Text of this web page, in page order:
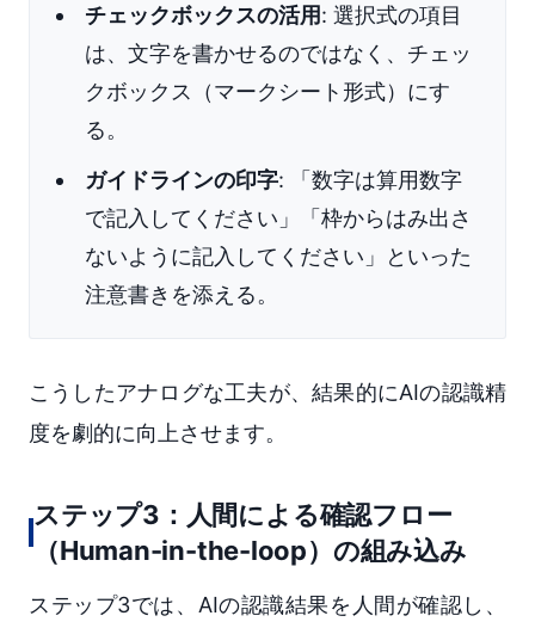
チェックボックスの活用: 選択式の項目
は、文字を書かせるのではなく、チェッ
クボックス（マークシート形式）にす
る。
ガイドラインの印字: 「数字は算用数字
で記入してください」「枠からはみ出さ
ないように記入してください」といった
注意書きを添える。
こうしたアナログな工夫が、結果的にAIの認識精
度を劇的に向上させます。
ステップ3：人間による確認フロー
（Human-in-the-loop）の組み込み
ステップ3では、AIの認識結果を人間が確認し、